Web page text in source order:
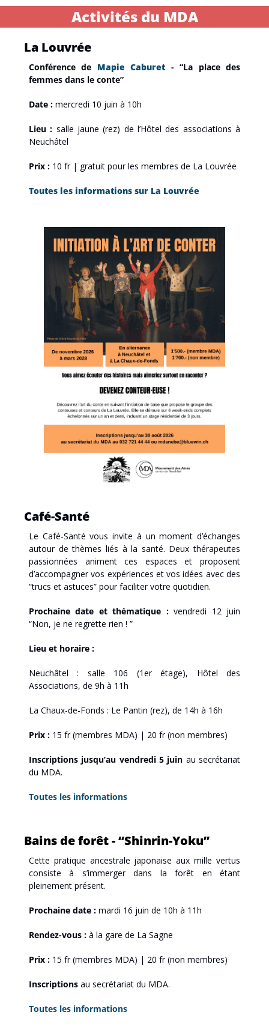
Activités du MDA
La Louvrée
Conférence de Mapie Caburet - “La place des
femmes dans le conte”
Date : mercredi 10 juin à 10h
Lieu : salle jaune (rez) de l’Hôtel des associations à
Neuchâtel
Prix : 10 fr | gratuit pour les membres de La Louvrée
Toutes les informations sur La Louvrée
Café-Santé
Le Café-Santé vous invite à un moment d’échanges
autour de thèmes liés à la santé. Deux thérapeutes
passionnées animent ces espaces et proposent
d’accompagner vos expériences et vos idées avec des
“trucs et astuces” pour faciliter votre quotidien.
Prochaine date et thématique : vendredi 12 juin
“Non, je ne regrette rien ! ”
Lieu et horaire :
Neuchâtel : salle 106 (1er étage), Hôtel des
Associations, de 9h à 11h
La Chaux-de-Fonds : Le Pantin (rez), de 14h à 16h
Prix : 15 fr (membres MDA) | 20 fr (non membres)
Inscriptions jusqu’au vendredi 5 juin au secrétariat
du MDA.
Toutes les informations
Bains de forêt - “Shinrin-Yoku”
Cette pratique ancestrale japonaise aux mille vertus
consiste à s’immerger dans la forêt en étant
pleinement présent.
Prochaine date : mardi 16 juin de 10h à 11h
Rendez-vous : à la gare de La Sagne
Prix : 15 fr (membres MDA) | 20 fr (non membres)
Inscriptions au secrétariat du MDA.
Toutes les informations